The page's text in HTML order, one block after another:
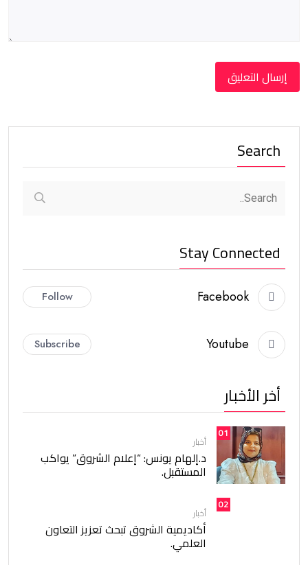
Search
Stay Connected
Facebook
Follow
Youtube
Subscribe
أخر الأخبار
01
أخبار
د.إلهام يونس: “إعلام الشروق” يواكب
المستقبل.
02
أخبار
أكاديمية الشروق تبحث تعزيز التعاون
العلمي.